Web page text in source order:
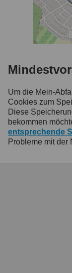
Um die Mein-
Cookies zum
Diese
bekommen
entsprechende
Probleme mit der